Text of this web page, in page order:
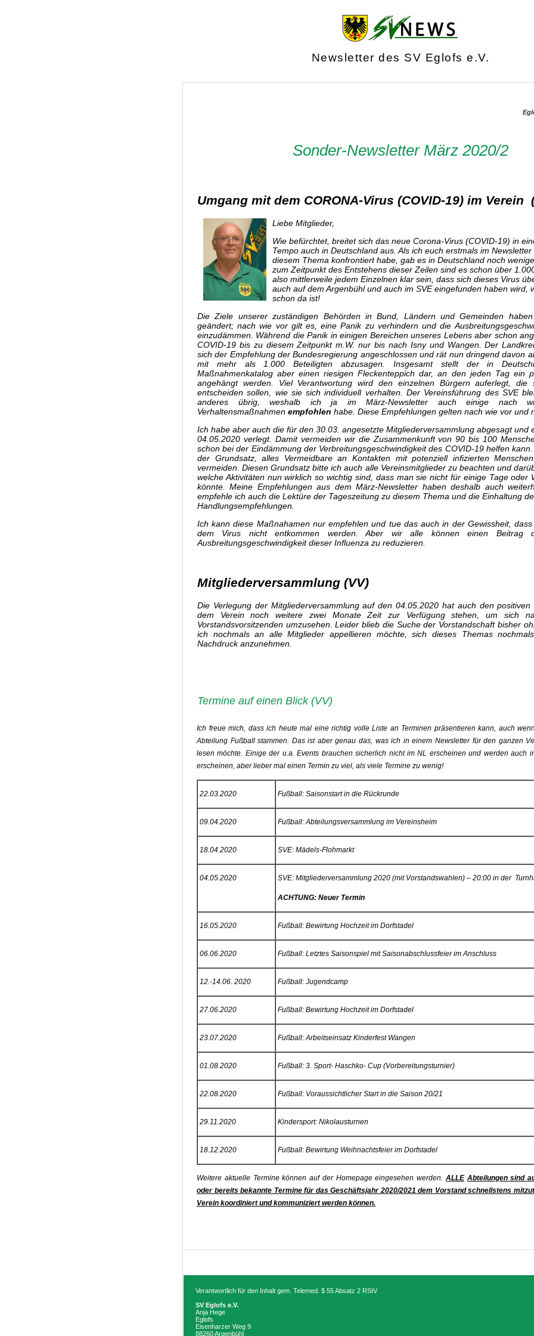
Newsletter des SV Eglofs e.V.
Sonder-Newsletter März 2020/2
Umgang mit dem CORONA-Virus (COVID-19) im Verein
Liebe Mitglieder,
Wie befürchtet, breitet sich das neue Corona-Virus (COVID-19) in
Tempo auch in Deutschland aus. Als ich euch erstmals im
diesem Thema konfrontiert habe, gab es in Deutschland noch
zum Zeitpunkt des Entstehens dieser Zeilen sind es schon über
also mittlerweile jedem Einzelnen klar sein, dass sich dieses Virus
auch auf dem Argenbühl und auch im SVE eingefunden haben wird,
schon da ist!
Die Ziele unserer zuständigen Behörden in Bund, Ländern und Gemeinden
geändert; nach wie vor gilt es, eine Panik zu verhindern und die
einzudämmen. Während die Panik in einigen Bereichen unseres Lebens aber schon
COVID-19 bis zu diesem Zeitpunkt m.W. nur bis nach Isny und Wangen. Der
sich der Empfehlung der Bundesregierung angeschlossen und rät nun dringend davon
mit mehr als 1.000 Beteiligten abzusagen. Insgesamt stellt der in
Maßnahmenkatalog aber einen riesigen Fleckenteppich dar, an den jeden Tag ein
angehängt werden. Viel Verantwortung wird den einzelnen Bürgern auferlegt, die
entscheiden sollen, wie sie sich individuell verhalten. Der Vereinsführung des SVE
anderes übrig, weshalb ich ja im März-Newsletter auch einige nach
Verhaltensmaßnahmen empfohlen habe. Diese Empfehlungen gelten nach wie vor und
Ich habe aber auch die für den 30.03. angesetzte Mitgliederversammlung abgesagt und
04.05.2020 verlegt. Damit vermeiden wir die Zusammenkunft von 90 bis 100
schon bei der Eindämmung der Verbreitungsgeschwindigkeit des COVID-19 helfen
der Grundsatz, alles Vermeidbare an Kontakten mit potenziell infizierten
vermeiden. Diesen Grundsatz bitte ich auch alle Vereinsmitglieder zu beachten und
welche Aktivitäten nun wirklich so wichtig sind, dass man sie nicht für einige Tage oder
könnte. Meine Empfehlungen aus dem März-Newsletter haben deshalb auch
empfehle ich auch die Lektüre der Tageszeitung zu diesem Thema und die Einhaltung
Handlungsempfehlungen.
Ich kann diese Maßnahamen nur empfehlen und tue das auch in der Gewissheit,
dem Virus nicht entkommen werden. Aber wir alle können einen Beitrag
Ausbreitungsgeschwindigkeit dieser Influenza zu reduzieren.
Mitgliederversammlung (VV)
Die Verlegung der Mitgliederversammlung auf den 04.05.2020 hat auch den positiven
dem Verein noch weitere zwei Monate Zeit zur Verfügung stehen, um sich
Vorstandsvorsitzenden umzusehen. Leider blieb die Suche der Vorstandschaft bisher
ich nochmals an alle Mitglieder appellieren möchte, sich dieses Themas
Nachdruck anzunehmen.
Termine auf einen Blick (VV)
Ich freue mich, dass ich heute mal eine richtig volle Liste an Terminen präsentieren kann, auch
Abteilung Fußball stammen. Das ist aber genau das, was ich in einem Newsletter für den ganzen
lesen möchte. Einige der u.a. Events brauchen sicherlich nicht im NL erscheinen und werden auch
erscheinen, aber lieber mal einen Termin zu viel, als viele Termine zu wenig!
22.03.2020 Fußball: Saisonstart in die Rückrunde
09.04.2020 Fußball: Abteilungsversammlung im Vereinsheim
18.04.2020 SVE: Mädels-Flohmarkt
04.05.2020 SVE: Mitgliederversammlung 2020 (mit Vorstandswahlen) – 20:00 in der
ACHTUNG: Neuer Termin
16.05.2020 Fußball: Bewirtung Hochzeit im Dorfstadel
06.06.2020 Fußball: Letztes Saisonspiel mit Saisonabschlussfeier im Anschluss
12.-14.06. 2020 Fußball: Jugendcamp
27.06.2020 Fußball: Bewirtung Hochzeit im Dorfstadel
23.07.2020 Fußball: Arbeitseinsatz Kinderfest Wangen
01.08.2020 Fußball: 3. Sport- Haschko- Cup (Vorbereitungsturnier)
22.08.2020 Fußball: Voraussichtlicher Start in die Saison 20/21
29.11.2020 Kindersport: Nikolausturnen
18.12.2020 Fußball: Bewirtung Weihnachtsfeier im Dorfstadel
Weitere aktuelle Termine können auf der Homepage eingesehen werden. ALLE Abteilungen sind
oder bereits bekannte Termine für das Geschäftsjahr 2020/2021 dem Vorstand schnellstens
Verein koordiniert und kommuniziert werden können.
Verantwortlich für den Inhalt gem. Telemed. $ 55 Absatz 2 RStV
SV Eglofs e.V.
Anja Hege
Eglofs
Eisenharzer Weg 9
88260 Argenbühl